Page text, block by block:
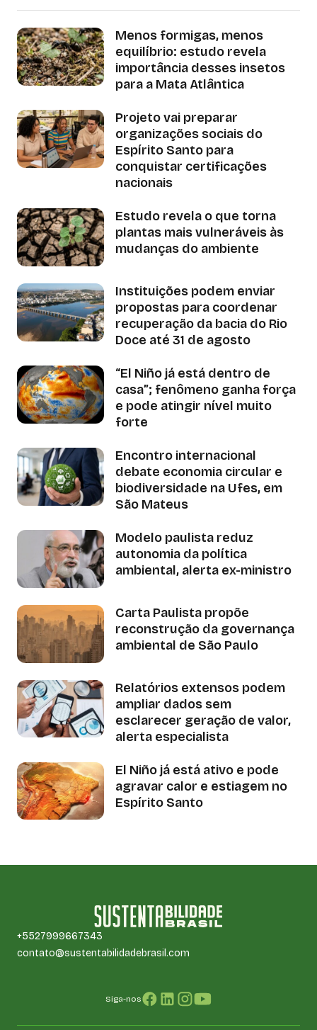
Menos formigas, menos
equilíbrio: estudo revela
importância desses insetos
para a Mata Atlântica
Projeto vai preparar
organizações sociais do
Espírito Santo para
conquistar certificações
nacionais
Estudo revela o que torna
plantas mais vulneráveis às
mudanças do ambiente
Instituições podem enviar
propostas para coordenar
recuperação da bacia do Rio
Doce até 31 de agosto
“El Niño já está dentro de
casa”; fenômeno ganha força
e pode atingir nível muito
forte
Encontro internacional
debate economia circular e
biodiversidade na Ufes, em
São Mateus
Modelo paulista reduz
autonomia da política
ambiental, alerta ex-ministro
Carta Paulista propõe
reconstrução da governança
ambiental de São Paulo
Relatórios extensos podem
ampliar dados sem
esclarecer geração de valor,
alerta especialista
El Niño já está ativo e pode
agravar calor e estiagem no
Espírito Santo
+5527999667343
contato@sustentabilidadebrasil.com
Siga-nos